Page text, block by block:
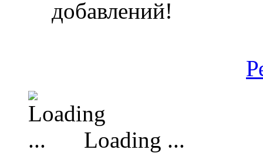
добавлений!
Loading ...